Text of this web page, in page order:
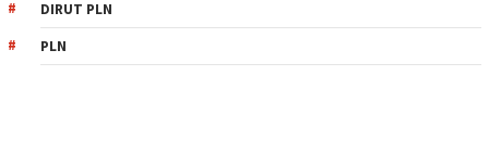
DIRUT PLN
PLN